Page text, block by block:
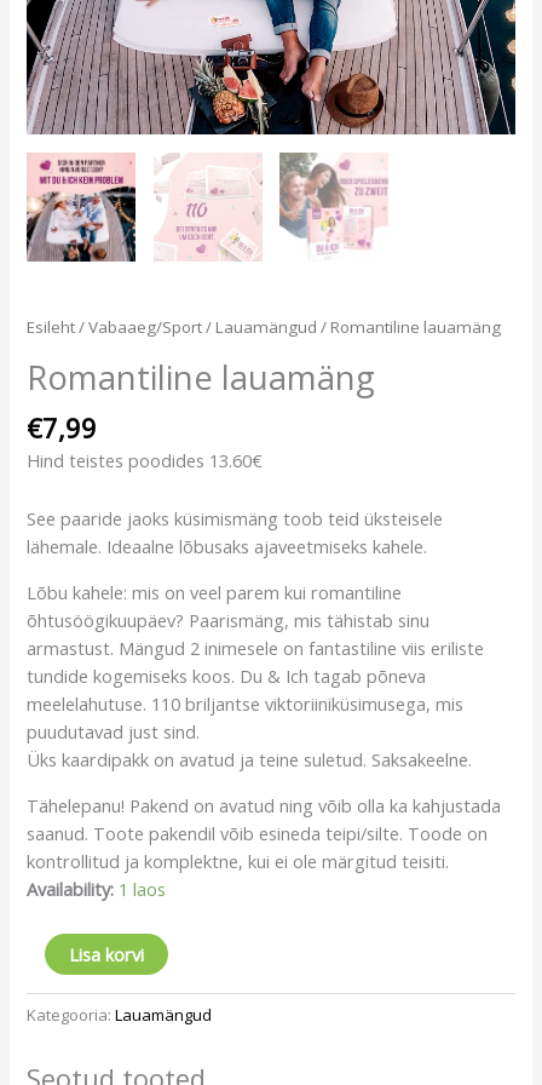
Esileht/Vabaaeg/Sport/ Lauamängud / Romantiline lauamäng
Romantiline lauamäng
€7,99
Hind teistes poodides 13.60€
See paaride jaoks küsimismäng toob teid üksteisele
lähemale. Ideaalne lõbusaks ajaveetmiseks kahele.
Lõbu kahele: mis on veel parem kui romantiline
õhtusöögikuupäev? Paarismäng, mis tähistab sinu
armastust. Mängud 2 inimesele on fantastiline viis eriliste
tundide kogemiseks koos. Du & Ich tagab põneva
meelelahutuse. 110 briljantse viktoriiniküsimusega, mis
puudutavad just sind.
Üks kaardipakk on avatud ja teine suletud. Saksakeelne.
Tähelepanu! Pakend on avatud ning võib olla ka kahjustada
saanud. Toote pakendil võib esineda teipi/silte. Toode on
kontrollitud ja komplektne, kui ei ole märgitud teisiti.
Availability: 1 laos
Lisa korvi
Kategooria:Lauamängud